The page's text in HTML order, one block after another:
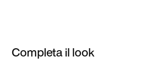
Completa il look